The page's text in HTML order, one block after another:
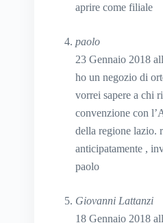
aprire come filiale
paolo
23 Gennaio 2018
ho un negozio di
vorrei sapere a chi
convenzione con
della regione lazio.
anticipatamente ,
paolo
Giovanni Lattanzi
18 Gennaio 2018